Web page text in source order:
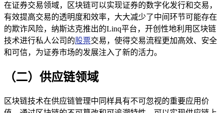
在证券交易领域，区块链可以实现证券的数字化发行和交易，
有效提高交易的透明度和效率，大大减少了中间环节可能存在
的欺诈风险，纳斯达克推出的Linq平台，开创性地利用区块链
技术进行私人公司的股票交易，使得交易流程更加高效、安全
和可信，为证券市场的发展注入了新的活力。
（二）供应链领域
区块链技术在供应链管理中同样具有不可忽视的重要应用价